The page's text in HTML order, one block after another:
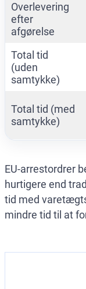
Overlevering
efter
afgørelse
Total tid
(uden
samtykke)
Total tid (med
samtykke)
EU-arrestordrer
hurtigere end
tid med
mindre tid til at